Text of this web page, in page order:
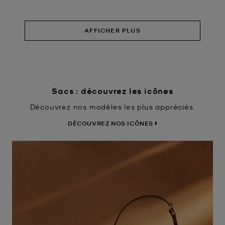
AFFICHER PLUS
Sacs : découvrez les icônes
Découvrez nos modèles les plus appréciés.
DÉCOUVREZ NOS ICÔNES